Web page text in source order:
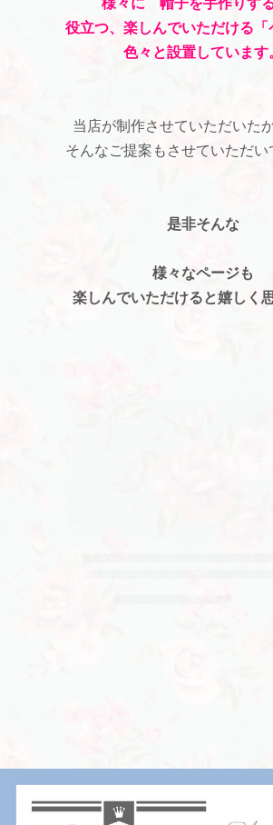
様々に 帽子を手作りす
役立つ、楽しんでいただける「
色々と設置しています
当店が制作させていただいた
そんなご提案もさせていただい
是非そんな
様々なページも
楽しんでいただけると嬉しく